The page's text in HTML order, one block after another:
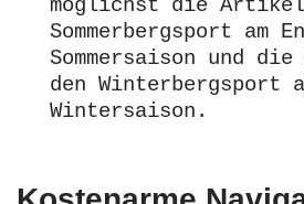
möglichst die
Sommerbergsport am
Sommersaison und
den Winterbergsport
Wintersaison.